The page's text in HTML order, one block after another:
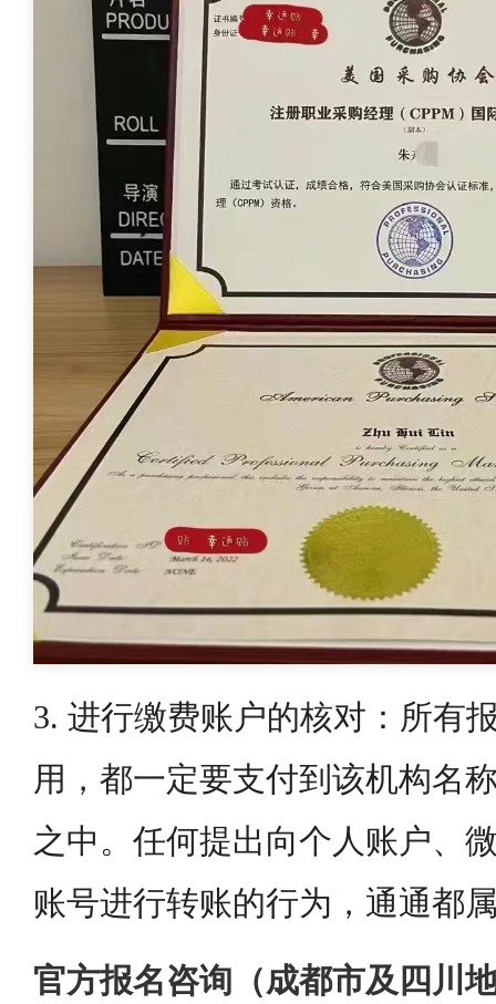
3. 进行缴费账户的核对：所有
用，都一定要支付到该机构名
之中。任何提出向个人账户、
账号进行转账的行为，通通都
官方报名咨询（成都市及四川